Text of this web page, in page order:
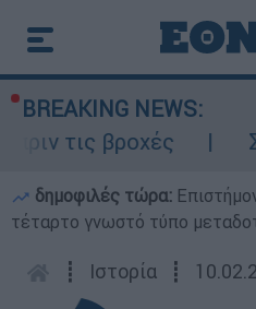
BREAKING NEWS:
βροχές
δημοφιλές τώρα:
τέταρτο γνωστό τύπο
┋ Ιστορία ┋